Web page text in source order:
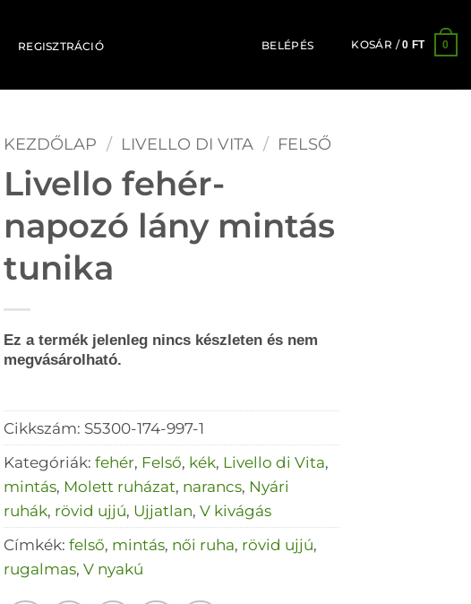
REGISZTRÁCIÓ BELÉPÉS KOSÁR /0 FT 0
KEZDŐLAP / LIVELLO DI VITA / FELSŐ
Livello fehér-
napozó lány mintás
tunika
Ez a termék jelenleg nincs készleten és nem
megvásárolható.
Cikkszám: S5300-174-997-1
Kategóriák: fehér, Felső, kék, Livello di Vita,
mintás, Molett ruházat, narancs, Nyári
ruhák, rövid ujjú, Ujjatlan, V kivágás
Címkék: felső, mintás, női ruha, rövid ujjú,
rugalmas, V nyakú